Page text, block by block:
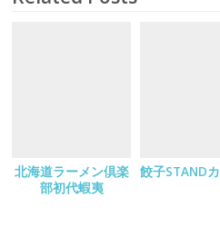
北海道ラーメン倶楽
部初代蝦夷
餃子STAND